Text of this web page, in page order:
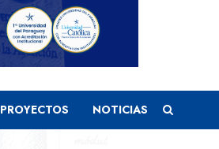
PROYECTOS NOTICIAS